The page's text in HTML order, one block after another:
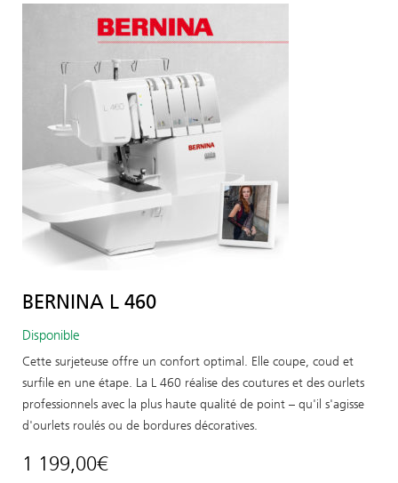
BERNINA L 460
Disponible
Cette surjeteuse offre un confort optimal. Elle coupe, coud et
surfile en une étape. La L 460 réalise des coutures et des ourlets
professionnels avec la plus haute qualité de point – qu'il s'agisse
d'ourlets roulés ou de bordures décoratives.
1 199,00€